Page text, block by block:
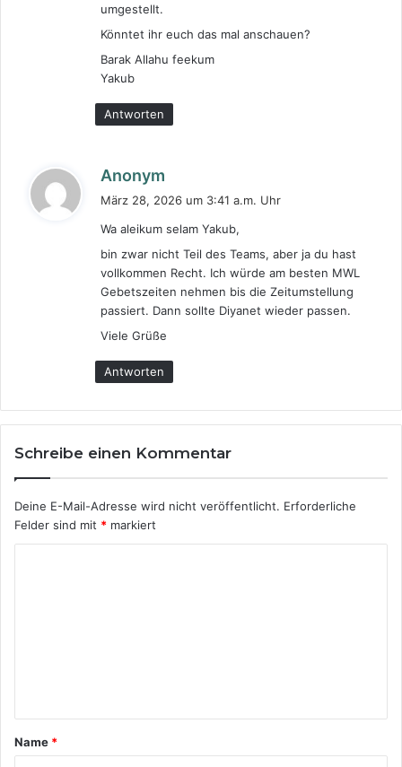
umgestellt.
Könntet ihr euch das mal anschauen?
Barak Allahu feekum
Yakub
Antworten
Anonym
t
:
März 28, 2026 um 3:41 a.m. Uhr
Wa aleikum selam Yakub,
bin zwar nicht Teil des Teams, aber ja du hast
vollkommen Recht. Ich würde am besten MWL
Gebetszeiten nehmen bis die Zeitumstellung
passiert. Dann sollte Diyanet wieder passen.
Viele Grüße
Antworten
Schreibe einen Kommentar
Deine E-Mail-Adresse wird nicht veröffentlicht. Erforderliche
Felder sind mit * markiert
Name *